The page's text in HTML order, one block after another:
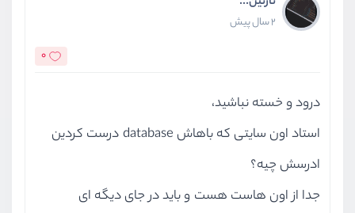
2 سال پیش
0
درود و خسته نباشید،
استاد اون سایتی که باهاش database درست کردین
ادرسش چیه؟
جدا از اون هاست هست و باید در جای دیگه ای